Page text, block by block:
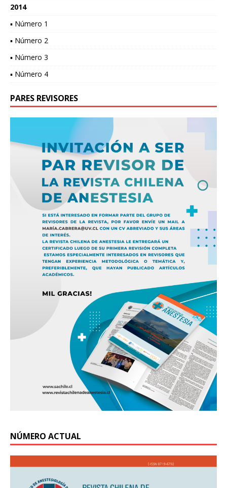
2014
▪ Número 1
▪ Número 2
▪ Número 3
▪ Número 4
PARES REVISORES
NÚMERO ACTUAL